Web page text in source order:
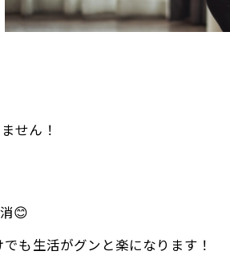
せん！
😊
も生活がグンと楽になります！